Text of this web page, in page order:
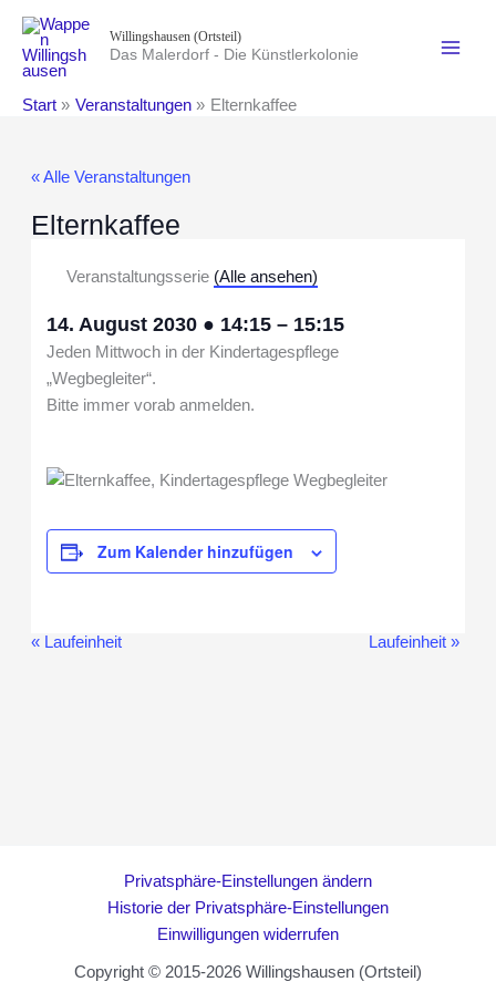
Inhalt
springen
Willingshausen (Ortsteil)
Das Malerdorf - Die Künstlerkolonie
Start Veranstaltungen Elternkaffee
« Alle Veranstaltungen
Elternkaffee
Veranstaltungsserie (Alle ansehen)
14. August 2030 ● 14:15– 15:15
Jeden Mittwoch in der Kindertagespflege
„Wegbegleiter“.
Bitte immer vorab anmelden.
Zum Kalender hinzufügen
Veranstaltung-
«Laufeinheit Laufeinheit»
Privatsphäre-Einstellungen ändern
Historie der Privatsphäre-Einstellungen
Einwilligungen widerrufen
Copyright © 2015-2026 Willingshausen (Ortsteil)